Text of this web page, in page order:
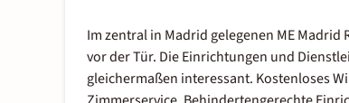
Im zentral in Madrid gelegenen ME
vor der Tür. Die Einrichtungen und
gleichermaßen interessant. Kostenloses